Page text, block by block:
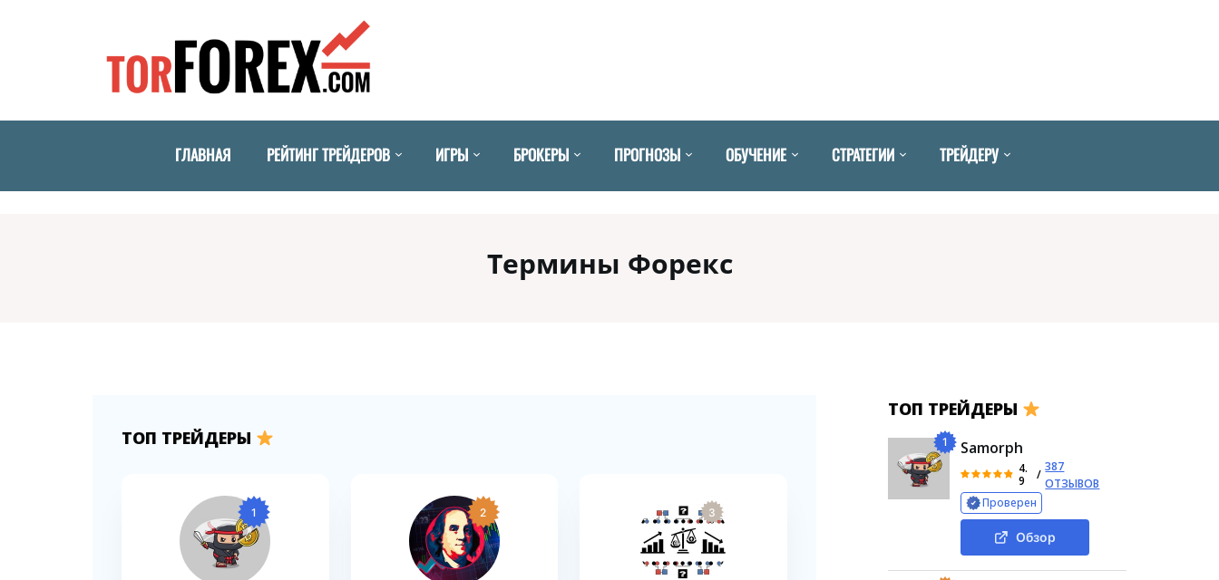
ГЛАВНАЯ РЕЙТИНГ ТРЕЙДЕРОВ ИГРЫ БРОКЕРЫ ПРОГНОЗЫ ОБУЧЕНИЕ СТРАТЕГИИ ТРЕЙДЕРУ
Термины Форекс
ТОП ТРЕЙДЕРЫ
1 2 3
ТОП ТРЕЙДЕРЫ
1 Samorph
4.
9
/
387
ОТЗЫВОВ
Проверен
Обзор